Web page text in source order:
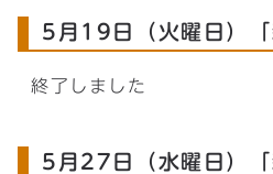
5月19日（火曜日）「
終了しました
5月27日（水曜日）「